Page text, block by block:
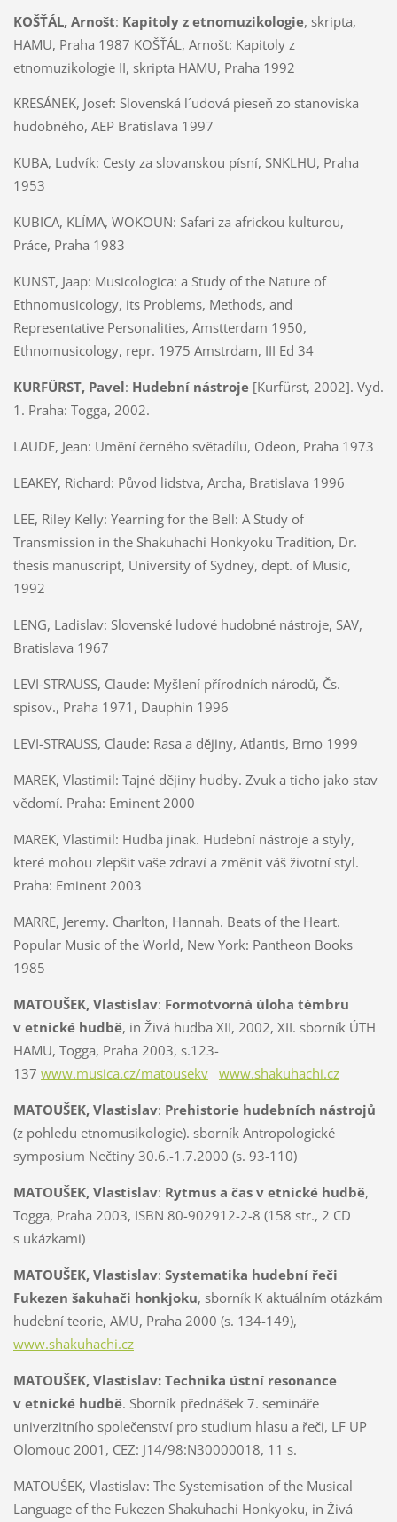
KOŠŤÁL, Arnošt: Kapitoly z etnomuzikologie, skripta,
HAMU, Praha 1987 KOŠŤÁL, Arnošt: Kapitoly z
etnomuzikologie II, skripta HAMU, Praha 1992
KRESÁNEK, Josef: Slovenská l´udová pieseň zo stanoviska
hudobného, AEP Bratislava 1997
KUBA, Ludvík: Cesty za slovanskou písní, SNKLHU, Praha
1953
KUBICA, KLÍMA, WOKOUN: Safari za africkou kulturou,
Práce, Praha 1983
KUNST, Jaap: Musicologica: a Study of the Nature of
Ethnomusicology, its Problems, Methods, and
Representative Personalities, Amstterdam 1950,
Ethnomusicology, repr. 1975 Amstrdam, III Ed 34
KURFÜRST, Pavel: Hudební nástroje [Kurfürst, 2002]. Vyd.
1. Praha: Togga, 2002.
LAUDE, Jean: Umění černého světadílu, Odeon, Praha 1973
LEAKEY, Richard: Původ lidstva, Archa, Bratislava 1996
LEE, Riley Kelly: Yearning for the Bell: A Study of
Transmission in the Shakuhachi Honkyoku Tradition, Dr.
thesis manuscript, University of Sydney, dept. of Music,
1992
LENG, Ladislav: Slovenské ludové hudobné nástroje, SAV,
Bratislava 1967
LEVI-STRAUSS, Claude: Myšlení přírodních národů, Čs.
spisov., Praha 1971, Dauphin 1996
LEVI-STRAUSS, Claude: Rasa a dějiny, Atlantis, Brno 1999
MAREK, Vlastimil: Tajné dějiny hudby. Zvuk a ticho jako stav
vědomí. Praha: Eminent 2000
MAREK, Vlastimil: Hudba jinak. Hudební nástroje a styly,
které mohou zlepšit vaše zdraví a změnit váš životní styl.
Praha: Eminent 2003
MARRE, Jeremy. Charlton, Hannah. Beats of the Heart.
Popular Music of the World, New York: Pantheon Books
1985
MATOUŠEK, Vlastislav: Formotvorná úloha témbru
v etnické hudbě, in Živá hudba XII, 2002, XII. sborník ÚTH
HAMU, Togga, Praha 2003, s.123-
137 www.musica.cz/matousekv www.shakuhachi.cz
MATOUŠEK, Vlastislav: Prehistorie hudebních nástrojů
(z pohledu etnomusikologie). sborník Antropologické
symposium Nečtiny 30.6.-1.7.2000 (s. 93-110)
MATOUŠEK, Vlastislav: Rytmus a čas v etnické hudbě,
Togga, Praha 2003, ISBN 80-902912-2-8 (158 str., 2 CD
s ukázkami)
MATOUŠEK, Vlastislav: Systematika hudební řeči
Fukezen šakuhači honkjoku, sborník K aktuálním otázkám
hudební teorie, AMU, Praha 2000 (s. 134-149),
www.shakuhachi.cz
MATOUŠEK, Vlastislav: Technika ústní resonance
v etnické hudbě. Sborník přednášek 7. semináře
univerzitního společenství pro studium hlasu a řeči, LF UP
Olomouc 2001, CEZ: J14/98:N30000018, 11 s.
MATOUŠEK, Vlastislav: The Systemisation of the Musical
Language of the Fukezen Shakuhachi Honkyoku, in Živá